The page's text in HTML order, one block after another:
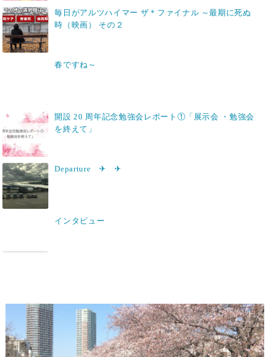
毎日がアルツハイマー ザ＊ファイナル ～最期に死ぬ
時（映画） その２
春ですね～
開設 20 周年記念勉強会レポート①「展示会 ・勉強会
を終えて」
Departure ✈ ✈
インタビュー